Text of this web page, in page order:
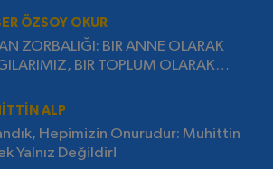
ÖZSOY OKUR
ZORBALIĞI: BIR ANNE OLARAK
BIR TOPLUM OLARAK
ALP
Hepimizin Onurudur: Muhittin
Yalnız Değildir!